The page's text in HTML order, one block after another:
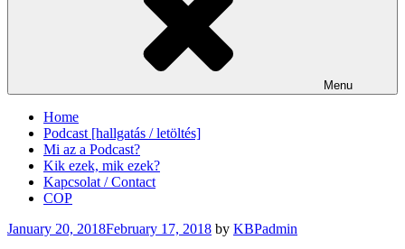
Menu
Home
Podcast [hallgatás / letöltés]
Mi az a Podcast?
Kik ezek, mik ezek?
Kapcsolat / Contact
COP
Posted
January 20, 2018February 17, 2018 by KBPadmin